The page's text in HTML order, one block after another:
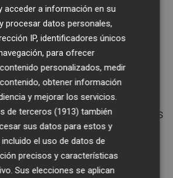
del Ministerio para la
Digital, en los dos primeros
puesta en marcha de esta
están bloqueando una
llamadas y 10.000 SMS al
más de 14 millones de
de 800.000 SMS bloqueados
este 7 de junio también ha
acceder a información en su
procesar datos personales,
IP, identificadores únicos
para ofrecer
personalizados, medir
obtener información
y mejorar los servicios.
de terceros (1913) también
sus datos para estos y
el uso de datos de
precisos y características
Sus elecciones se aplican